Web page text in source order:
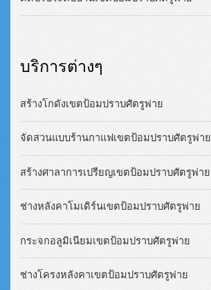
บริการต่างๆ
สร้างโกดังเขตป้อมปราบศัตรูพ่าย
จัดสวนแบบร้านกาแฟเขตป้อมปราบศัตรูพ่าย
สร้างศาลาการเปรียญเขตป้อมปราบศัตรูพ่าย
ช่างหลังคาโมเดิร์นเขตป้อมปราบศัตรูพ่าย
กระจกอลูมิเนียมเขตป้อมปราบศัตรูพ่าย
ช่างโครงหลังคาเขตป้อมปราบศัตรูพ่าย